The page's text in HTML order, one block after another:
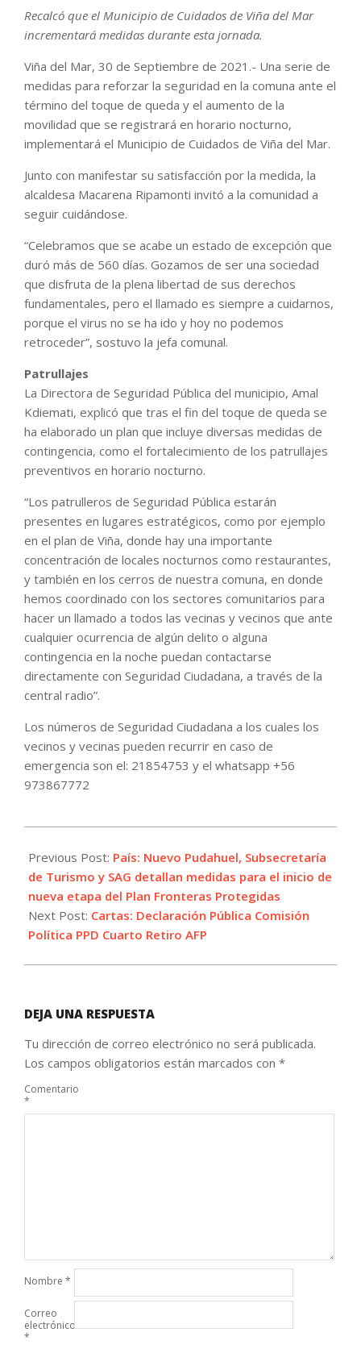
Recalcó que el Municipio de Cuidados de Viña del Mar
incrementará medidas durante esta jornada.
Viña del Mar, 30 de Septiembre de 2021.- Una serie de
medidas para reforzar la seguridad en la comuna ante el
término del toque de queda y el aumento de la
movilidad que se registrará en horario nocturno,
implementará el Municipio de Cuidados de Viña del Mar.
Junto con manifestar su satisfacción por la medida, la
alcaldesa Macarena Ripamonti invitó a la comunidad a
seguir cuidándose.
“Celebramos que se acabe un estado de excepción que
duró más de 560 días. Gozamos de ser una sociedad
que disfruta de la plena libertad de sus derechos
fundamentales, pero el llamado es siempre a cuidarnos,
porque el virus no se ha ido y hoy no podemos
retroceder”, sostuvo la jefa comunal.
Patrullajes
La Directora de Seguridad Pública del municipio, Amal
Kdiemati, explicó que tras el fin del toque de queda se
ha elaborado un plan que incluye diversas medidas de
contingencia, como el fortalecimiento de los patrullajes
preventivos en horario nocturno.
“Los patrulleros de Seguridad Pública estarán
presentes en lugares estratégicos, como por ejemplo
en el plan de Viña, donde hay una importante
concentración de locales nocturnos como restaurantes,
y también en los cerros de nuestra comuna, en donde
hemos coordinado con los sectores comunitarios para
hacer un llamado a todos las vecinas y vecinos que ante
cualquier ocurrencia de algún delito o alguna
contingencia en la noche puedan contactarse
directamente con Seguridad Ciudadana, a través de la
central radio”.
Los números de Seguridad Ciudadana a los cuales los
vecinos y vecinas pueden recurrir en caso de
emergencia son el: 21854753 y el whatsapp +56
973867772
09-
30
Previous Post: País: Nuevo Pudahuel, Subsecretaría
de Turismo y SAG detallan medidas para el inicio de
nueva etapa del Plan Fronteras Protegidas
Next Post: Cartas: Declaración Pública Comisión
Política PPD Cuarto Retiro AFP
DEJA UNA RESPUESTA
Tu dirección de correo electrónico no será publicada.
Los campos obligatorios están marcados con *
Comentario
*
Nombre *
Correo
electrónico
*